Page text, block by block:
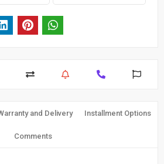
and Delivery Installment Options
Comments